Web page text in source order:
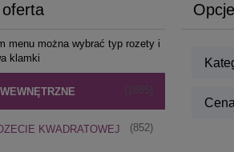
menu można wybrać typ rozety i
klamki
(1855)
KWADRATOWEJ (852)